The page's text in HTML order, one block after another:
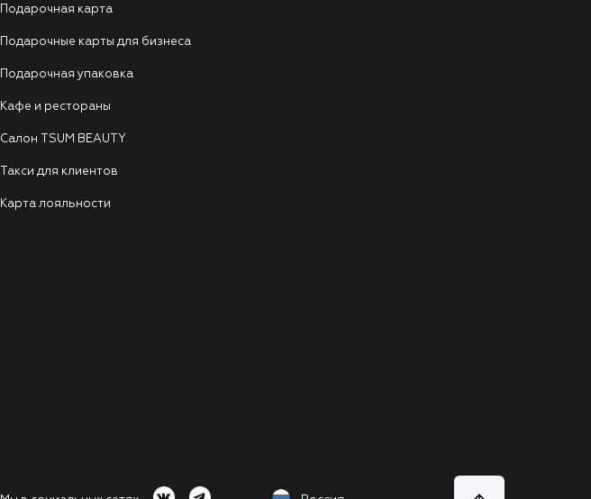
Подарочная карта
Подарочные карты для бизнеса
Подарочная упаковка
Кафе и рестораны
Салон TSUM BEAUTY
Такси для клиентов
Карта лояльности